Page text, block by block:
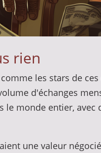
rien
les stars de
d'échanges
monde entier, avec
une valeur